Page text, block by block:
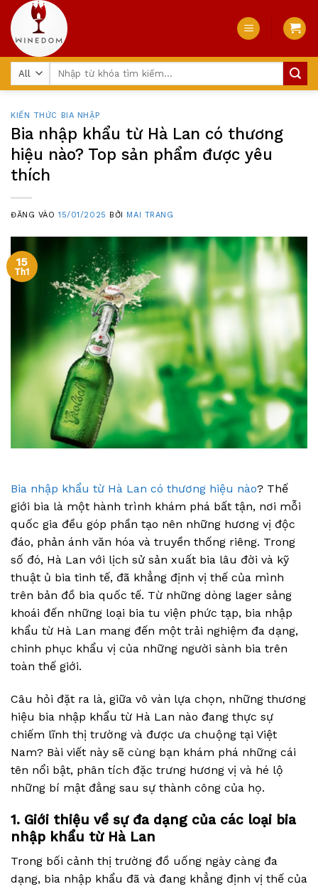
Skip
content
KIẾN THỨC BIA NHẬP
Bia nhập khẩu từ Hà Lan có thương
hiệu nào? Top sản phẩm được yêu
thích
ĐĂNG VÀO15/01/2025 BỞI MAI TRANG
15
Th1
Bia nhập khẩu từ Hà Lan có thương hiệu nào? Thế
giới bia là một hành trình khám phá bất tận, nơi mỗi
quốc gia đều góp phần tạo nên những hương vị độc
đáo, phản ánh văn hóa và truyền thống riêng. Trong
số đó, Hà Lan với lịch sử sản xuất bia lâu đời và kỹ
thuật ủ bia tinh tế, đã khẳng định vị thế của mình
trên bản đồ bia quốc tế. Từ những dòng lager sảng
khoái đến những loại bia tu viện phức tạp, bia nhập
khẩu từ Hà Lan mang đến một trải nghiệm đa dạng,
chinh phục khẩu vị của những người sành bia trên
toàn thế giới.
Câu hỏi đặt ra là, giữa vô vàn lựa chọn, những thương
hiệu bia nhập khẩu từ Hà Lan nào đang thực sự
chiếm lĩnh thị trường và được ưa chuộng tại Việt
Nam? Bài viết này sẽ cùng bạn khám phá những cái
tên nổi bật, phân tích đặc trưng hương vị và hé lộ
những bí mật đằng sau sự thành công của họ.
1. Giới thiệu về sự đa dạng của các loại bia
nhập khẩu từ Hà Lan
Trong bối cảnh thị trường đồ uống ngày càng đa
dạng, bia nhập khẩu đã và đang khẳng định vị thế của